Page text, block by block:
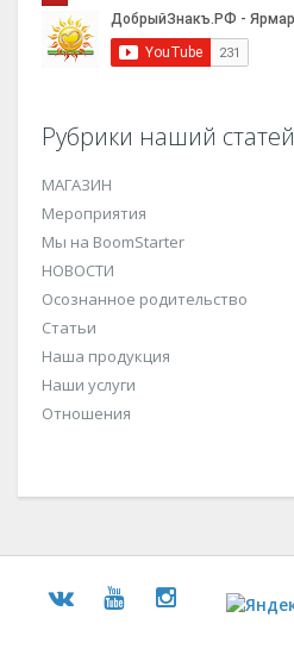
Рубрики наший статей
МАГАЗИН
Мероприятия
Мы на BoomStarter
НОВОСТИ
Осознанное родительство
Статьи
Наша продукция
Наши услуги
Отношения